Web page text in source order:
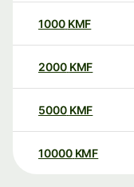
1000 KMF
2000 KMF
5000 KMF
10000 KMF